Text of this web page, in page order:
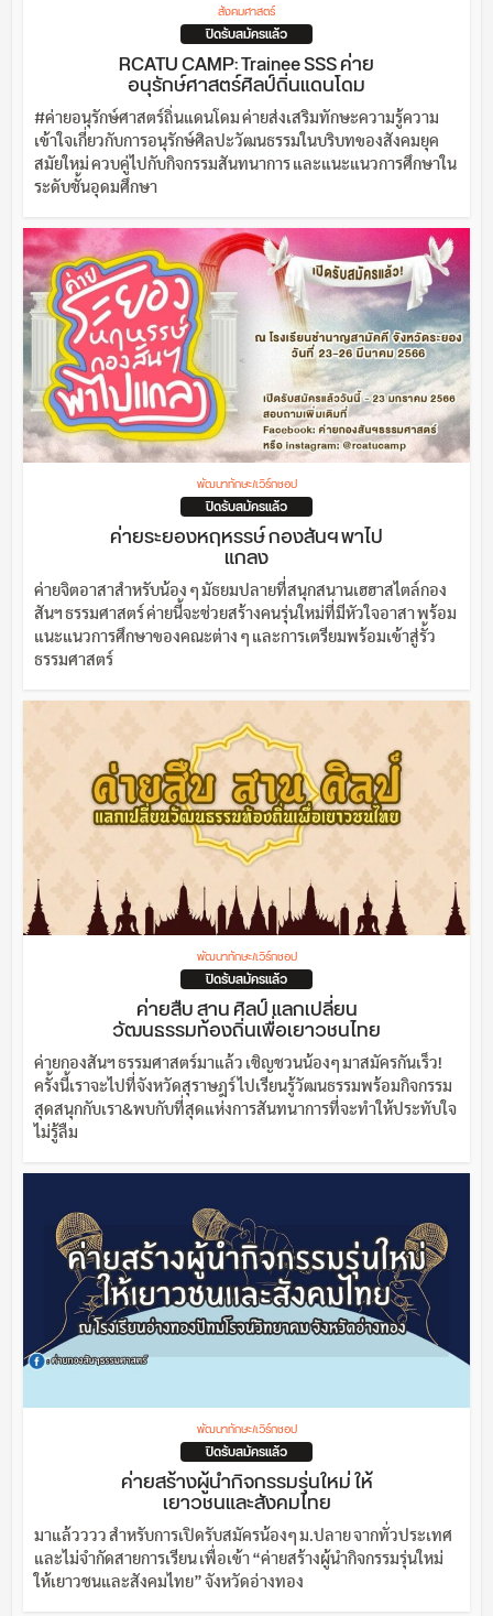
สังคมศาสตร์
ปิดรับสมัครแล้ว
RCATU CAMP: Trainee SSS ค่าย
อนุรักษ์ศาสตร์ศิลป์ถิ่นแดนโดม
#ค่ายอนุรักษ์ศาสตร์ถิ่นแดนโดม ค่ายส่งเสริมทักษะความรู้ความ
เข้าใจเกี่ยวกับการอนุรักษ์ศิลปะวัฒนธรรมในบริบทของสังคมยุค
สมัยใหม่ ควบคู่ไปกับกิจกรรมสันทนาการ และแนะแนวการศึกษาใน
ระดับชั้นอุดมศึกษา
พัฒนาทักษะ/เวิร์กชอป
ปิดรับสมัครแล้ว
ค่ายระยองหฤหรรษ์ กองสันฯ พาไป
แกลง
ค่ายจิตอาสาสำหรับน้อง ๆ มัธยมปลายที่สนุกสนานเฮฮาสไตล์กอง
สันฯ ธรรมศาสตร์ ค่ายนี้จะช่วยสร้างคนรุ่นใหม่ที่มีหัวใจอาสา พร้อม
แนะแนวการศึกษาของคณะต่าง ๆ และการเตรียมพร้อมเข้าสู่รั้ว
ธรรมศาสตร์
พัฒนาทักษะ/เวิร์กชอป
ปิดรับสมัครแล้ว
ค่ายสืบ สาน ศิลป์ แลกเปลี่ยน
วัฒนธรรมท้องถิ่นเพื่อเยาวชนไทย
ค่ายกองสันฯ ธรรมศาสตร์มาแล้ว เชิญชวนน้องๆ มาสมัครกันเร็ว!
ครั้งนี้เราจะไปที่จังหวัดสุราษฎร์ ไปเรียนรู้วัฒนธรรมพร้อมกิจกรรม
สุดสนุกกับเรา&พบกับที่สุดแห่งการสันทนาการที่จะทำให้ประทับใจ
ไม่รู้ลืม
พัฒนาทักษะ/เวิร์กชอป
ปิดรับสมัครแล้ว
ค่ายสร้างผู้นำกิจกรรมรุ่นใหม่ ให้
เยาวชนและสังคมไทย
มาแล้วววว สำหรับการเปิดรับสมัครน้องๆ ม.ปลาย จากทั่วประเทศ
และไม่จำกัดสายการเรียน เพื่อเข้า “ค่ายสร้างผู้นำกิจกรรมรุ่นใหม่
ให้เยาวชนและสังคมไทย” จังหวัดอ่างทอง